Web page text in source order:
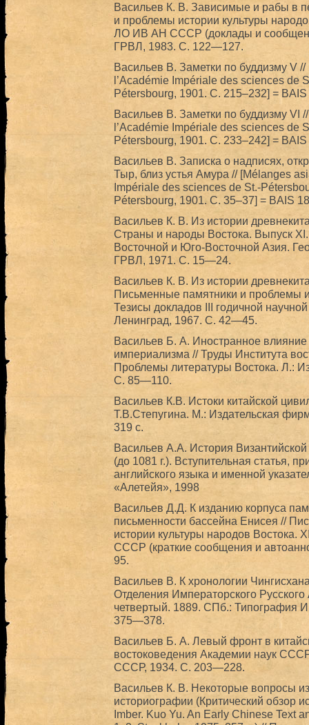
Васильев К. В. Зависимые и рабы в
и проблемы истории культуры
ЛО ИВ АН СССР (доклады и
ГРВЛ, 1983. С. 122—127.
Васильев В. Заметки по буддизму V
l’Académie Impériale des sciences de
Pétersbourg, 1901. С. 215–232] =
Васильев В. Заметки по буддизму VI
l’Académie Impériale des sciences de
Pétersbourg, 1901. С. 233–242] =
Васильев В. Записка о надписях,
Тыр, близ устья Амура // [Mélanges
Impériale des sciences de St.-
Pétersbourg, 1901. С. 35–37] = BAIS
Васильев К. В. Из истории
Страны и народы Востока. Выпуск
Восточной и Юго-Восточной Азия.
ГРВЛ, 1971. С. 15—24.
Васильев К. В. Из истории
Письменные памятники и проблемы
Тезисы докладов III годичной
Ленинград, 1967. C. 42—45.
Васильев Б. А. Иностранное влияние
империализма // Труды Института
Проблемы литературы Востока. Л.:
С. 85—110.
Васильев К.В. Истоки китайской
Т.В.Степугина. М.: Издательская
319 с.
Васильев А.А. История
(до 1081 г.). Вступительная статья,
английского языка и именной
«Алетейя», 1998
Васильев Д.Д. К изданию корпуса
письменности бассейна Енисея //
истории культуры народов
СССР (краткие сообщения и
95.
Васильев В. К хронологии
Отделения Императорского
четвертый. 1889. СПб.: Типография
375—378.
Васильев Б. А. Левый фронт в
востоковедения Академии наук
СССР, 1934. С. 203—228.
Васильев К. В. Некоторые вопросы
историографии (Критический обзор
Imber. Kuo Yu. An Early Chinese Text